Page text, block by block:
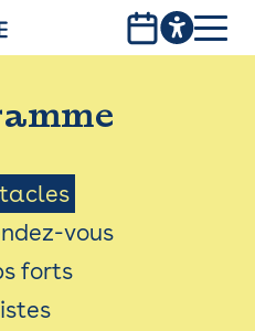
vous
forts